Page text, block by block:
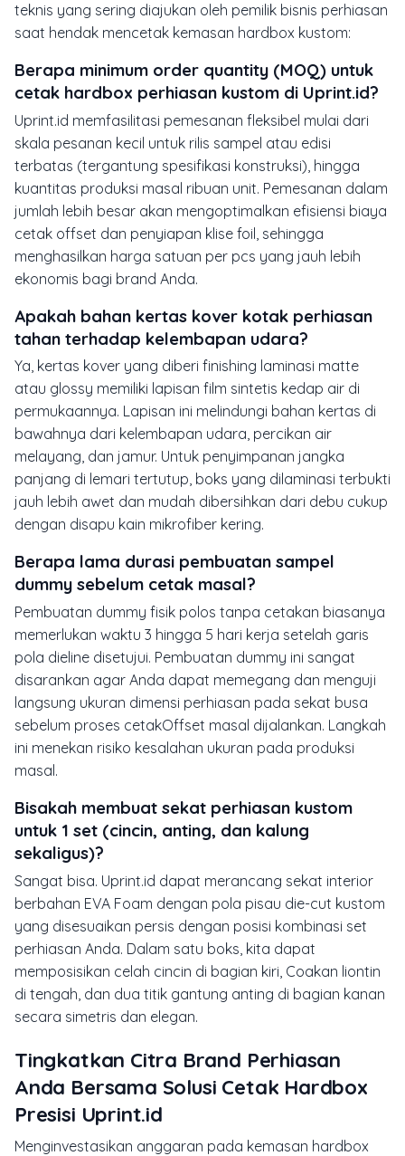
teknis yang sering diajukan oleh pemilik bisnis perhiasan
saat hendak mencetak kemasan hardbox kustom:
Berapa minimum order quantity (MOQ) untuk
cetak hardbox perhiasan kustom di Uprint.id?
Uprint.id memfasilitasi pemesanan fleksibel mulai dari
skala pesanan kecil untuk rilis sampel atau edisi
terbatas (tergantung spesifikasi konstruksi), hingga
kuantitas produksi masal ribuan unit. Pemesanan dalam
jumlah lebih besar akan mengoptimalkan efisiensi biaya
cetak offset dan penyiapan klise foil, sehingga
menghasilkan harga satuan per pcs yang jauh lebih
ekonomis bagi brand Anda.
Apakah bahan kertas kover kotak perhiasan
tahan terhadap kelembapan udara?
Ya, kertas kover yang diberi finishing laminasi matte
atau glossy memiliki lapisan film sintetis kedap air di
permukaannya. Lapisan ini melindungi bahan kertas di
bawahnya dari kelembapan udara, percikan air
melayang, dan jamur. Untuk penyimpanan jangka
panjang di lemari tertutup, boks yang dilaminasi terbukti
jauh lebih awet dan mudah dibersihkan dari debu cukup
dengan disapu kain mikrofiber kering.
Berapa lama durasi pembuatan sampel
dummy sebelum cetak masal?
Pembuatan dummy fisik polos tanpa cetakan biasanya
memerlukan waktu 3 hingga 5 hari kerja setelah garis
pola dieline disetujui. Pembuatan dummy ini sangat
disarankan agar Anda dapat memegang dan menguji
langsung ukuran dimensi perhiasan pada sekat busa
sebelum proses cetakOffset masal dijalankan. Langkah
ini menekan risiko kesalahan ukuran pada produksi
masal.
Bisakah membuat sekat perhiasan kustom
untuk 1 set (cincin, anting, dan kalung
sekaligus)?
Sangat bisa. Uprint.id dapat merancang sekat interior
berbahan EVA Foam dengan pola pisau die-cut kustom
yang disesuaikan persis dengan posisi kombinasi set
perhiasan Anda. Dalam satu boks, kita dapat
memposisikan celah cincin di bagian kiri, Coakan liontin
di tengah, dan dua titik gantung anting di bagian kanan
secara simetris dan elegan.
Tingkatkan Citra Brand Perhiasan
Anda Bersama Solusi Cetak Hardbox
Presisi Uprint.id
Menginvestasikan anggaran pada kemasan hardbox